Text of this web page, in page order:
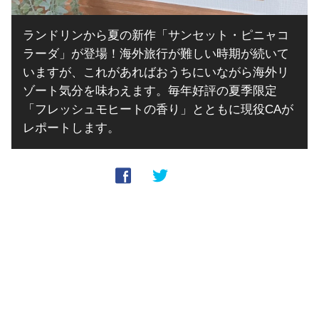
ランドリンから夏の新作「サンセット・ピニャコ
ラーダ」が登場！海外旅行が難しい時期が続いて
いますが、これがあればおうちにいながら海外リ
ゾート気分を味わえます。毎年好評の夏季限定
「フレッシュモヒートの香り」とともに現役CAが
レポートします。